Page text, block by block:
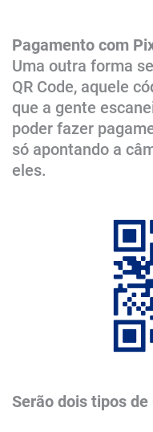
Pagamento com
Uma outra forma
QR Code, aquele
que a gente
poder fazer
só apontando a
eles.
Serão dois tipos de